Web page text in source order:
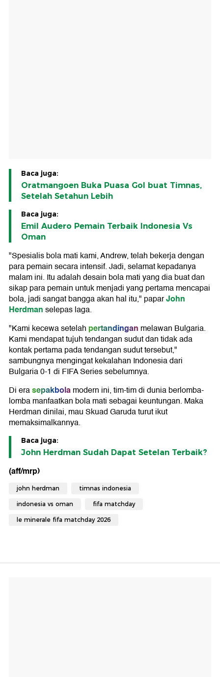
Baca juga:
Oratmangoen Buka Puasa Gol buat Timnas,
Setelah Setahun Lebih
Baca juga:
Emil Audero Pemain Terbaik Indonesia Vs
Oman
"Spesialis bola mati kami, Andrew, telah bekerja dengan
para pemain secara intensif. Jadi, selamat kepadanya
malam ini. Itu adalah desain bola mati yang dia buat dan
sikap para pemain untuk menjadi yang pertama mencapai
bola, jadi sangat bangga akan hal itu," paparJohn
Herdmanselepas laga.
"Kami kecewa setelah pertandingan melawan Bulgaria.
Kami mendapat tujuh tendangan sudut dan tidak ada
kontak pertama pada tendangan sudut tersebut,"
sambungnya mengingat kekalahan Indonesia dari
Bulgaria 0-1 di FIFA Series sebelumnya.
Di erasepakbolamodern ini, tim-tim di dunia berlomba-
lomba manfaatkan bola mati sebagai keuntungan. Maka
Herdman dinilai, mau Skuad Garuda turut ikut
memaksimalkannya.
Baca juga:
John Herdman Sudah Dapat Setelan Terbaik?
(aff/mrp)
john herdman timnas indonesia
indonesia vs oman fifa matchday
le minerale fifa matchday 2026